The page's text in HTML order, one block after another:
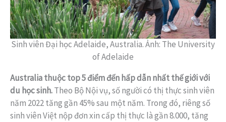
Sinh viên Đại học Adelaide, Australia. Ảnh: The University
of Adelaide
Australia thuộc top 5 điểm đến hấp dẫn nhất thế giới với
du học sinh.Theo Bộ Nội vụ, số người có thị thực sinh viên
năm 2022 tăng gần 45% sau một năm. Trong đó, riêng số
sinh viên Việt nộp đơn xin cấp thị thực là gần 8.000, tăng